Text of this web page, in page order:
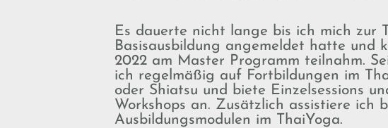
Es dauerte nicht lange bis ich mich zur
Basisausbildung angemeldet hatte und
2022 am Master Programm teilnahm.
ich regelmäßig auf Fortbildungen im
oder Shiatsu und biete Einzelsessions
Workshops an. Zusätzlich assistiere ich
Ausbildungsmodulen im ThaiYoga.